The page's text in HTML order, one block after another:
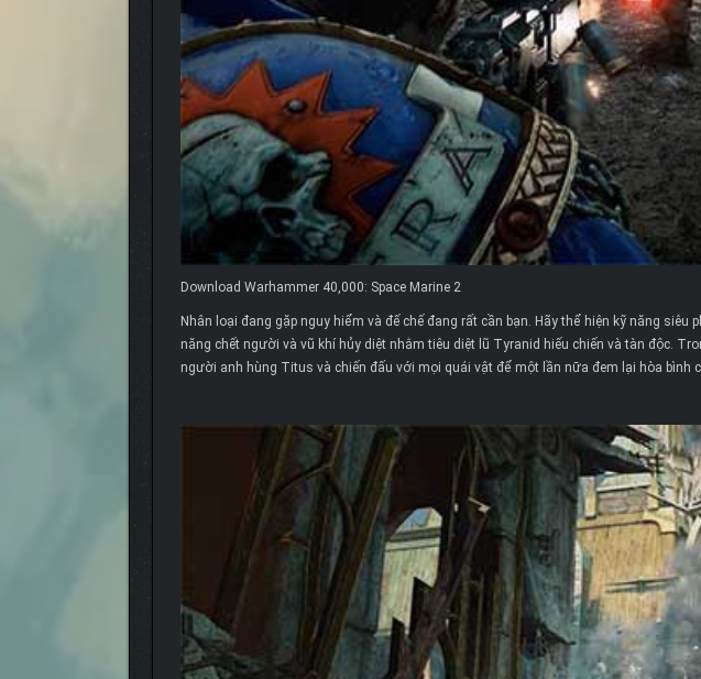
Download Warhammer 40,000: Space Marine 2
Nhân loại đang gặp nguy hiểm và đế chế đang rất cần bạn. Hãy thể hiện kỹ năng
năng chết người và vũ khí hủy diệt nhằm tiêu diệt lũ Tyranid hiếu chiến và tàn độc.
người anh hùng Titus và chiến đấu với mọi quái vật để một lần nữa đem lại hòa bình